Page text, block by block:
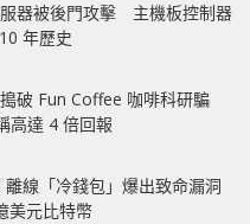
器被後門攻擊 主機板控制器
年歷史
破 Fun Coffee 咖啡科研騙
達 4 倍回報
離線「冷錢包」爆出致命漏洞
美元比特幣